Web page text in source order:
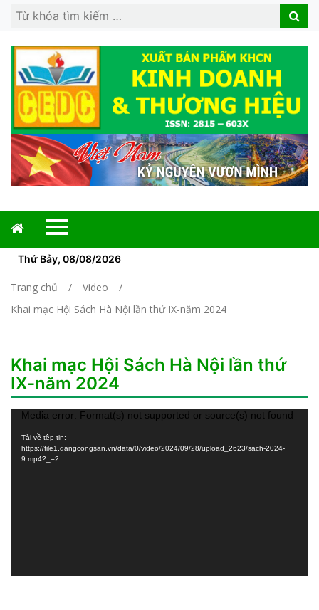
Search
Search
Thứ Bảy, 08/08/2026
Trang chủ
Video
Khai mạc Hội Sách Hà Nội lần thứ IX-năm 2024
Khai mạc Hội Sách Hà Nội lần thứ
IX-năm 2024
Trình
chơi
Video
Media error: Format(s) not supported or source(s) not found
Tải về tệp tin:
https://file1.dangcongsan.vn/data/0/video/2024/09/28/upload_2623/sach-2024-
9.mp4?_=2